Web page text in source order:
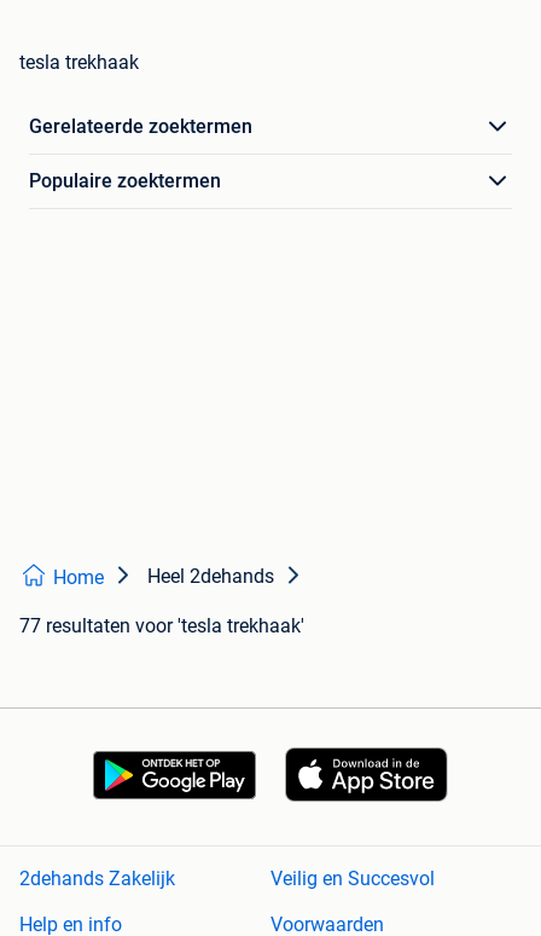
tesla trekhaak
Gerelateerde zoektermen
Populaire zoektermen
Home Heel 2dehands
77 resultaten voor 'tesla trekhaak'
2dehands Zakelijk
Veilig en Succesvol
Help en info
Voorwaarden